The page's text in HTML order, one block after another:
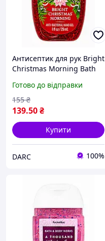
Антисептик для рук Bright
Christmas Morning Bath
Готово до відправки
139.50₴
155 ₴
Купити
DARC 100%